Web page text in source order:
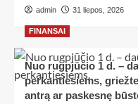
admin 31 liepos, 2026
FINANSAI
Nuo rugpjūčio 1 d. –
perkantiesiems,
antrą ar paskesnę